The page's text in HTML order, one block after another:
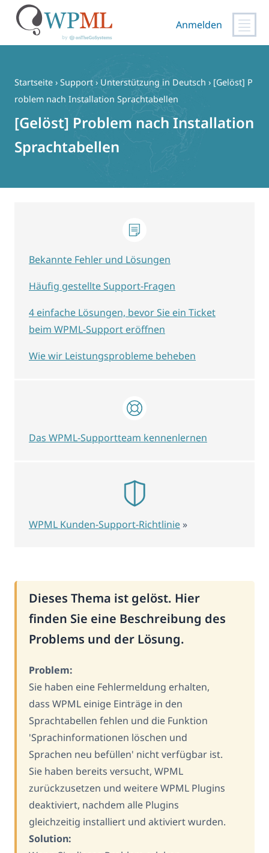
springen
Anmelden
Startseite › Support › Unterstützung in Deutsch › [Gelöst] P
roblem nach Installation Sprachtabellen
[Gelöst] Problem nach Installation
Sprachtabellen
Dieses Thema ist gelöst. Hier
finden Sie eine Beschreibung des
Problems und der Lösung.
Problem:
Sie haben eine Fehlermeldung erhalten,
dass WPML einige Einträge in den
Sprachtabellen fehlen und die Funktion
'Sprachinformationen löschen und
Sprachen neu befüllen' nicht verfügbar ist.
Sie haben bereits versucht, WPML
zurückzusetzen und weitere WPML Plugins
deaktiviert, nachdem alle Plugins
gleichzeitig installiert und aktiviert wurden.
Solution:
Bekannte Fehler und Lösungen
Häufig gestellte Support-Fragen
4 einfache Lösungen, bevor Sie ein Ticket
beim WPML-Support eröffnen
Wie wir Leistungsprobleme beheben
Das WPML-Supportteam kennenlernen
WPML Kunden-Support-Richtlinie »